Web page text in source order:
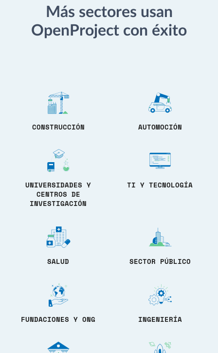
Más sectores usan
OpenProject con éxito
CONSTRUCCIÓN AUTOMOCIÓN
UNIVERSIDADES Y
CENTROS DE
INVESTIGACIÓN
TI Y TECNOLOGÍA
SALUD SECTOR PÚBLICO
FUNDACIONES Y ONG INGENIERÍA